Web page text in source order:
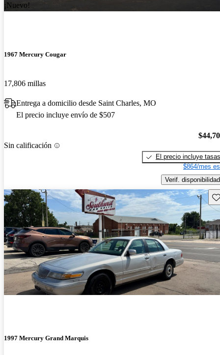
¡Nuevo!
1967 Mercury Cougar
17,806 millas
Entrega a domicilio desde Saint Charles, MO
El precio incluye envío de $507
Sin calificación
El precio incluye tasas
$864/mes
Verif. disponibilidad
1997 Mercury Grand Marquis